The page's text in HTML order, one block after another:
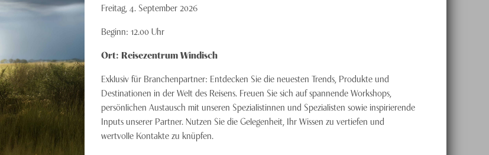
Freitag, 4. September 2026
Beginn: 12.00Uhr
Ort: Reisezentrum Windisch
Exklusiv für Branchenpartner: Entdecken Sie die neuesten Trends, Produkte und
Destinationen in der Welt des Reisens. Freuen Sie sich auf spannende Workshops,
persönlichen Austausch mit unseren Spezialistinnen und Spezialisten sowie inspirierende
Inputs unserer Partner. Nutzen Sie die Gelegenheit, Ihr Wissen zu vertiefen und
wertvolle Kontakte zu knüpfen.